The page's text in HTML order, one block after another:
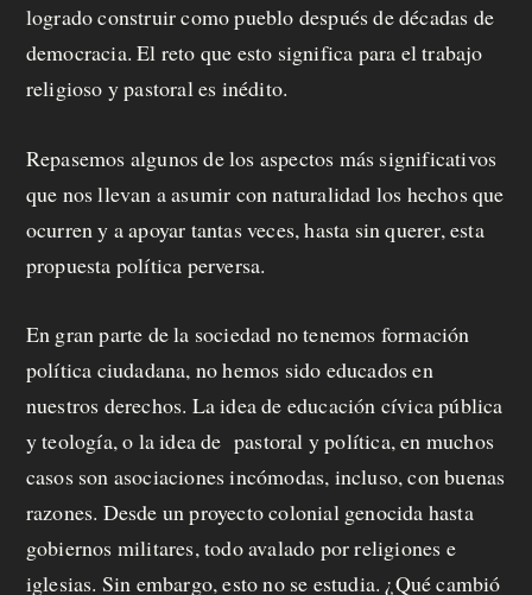
logrado construir como pueblo después de décadas de
democracia. El reto que esto significa para el trabajo
religioso y pastoral es inédito.
Repasemos algunos de los aspectos más significativos
que nos llevan a asumir con naturalidad los hechos que
ocurren y a apoyar tantas veces, hasta sin querer, esta
propuesta política perversa.
En gran parte de la sociedad no tenemos formación
política ciudadana, no hemos sido educados en
nuestros derechos. La idea de educación cívica pública
y teología, o la idea de pastoral y política, en muchos
casos son asociaciones incómodas, incluso, con buenas
razones. Desde un proyecto colonial genocida hasta
gobiernos militares, todo avalado por religiones e
iglesias. Sin embargo, esto no se estudia. ¿Qué cambió